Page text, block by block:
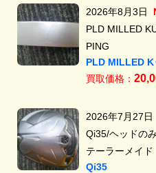
2026年8月3日
PLD MILLED
PING
PLD MILLED K
買取価格：
2026年7月27日
Qi35/ヘッドの
テーラーメイド
Qi35